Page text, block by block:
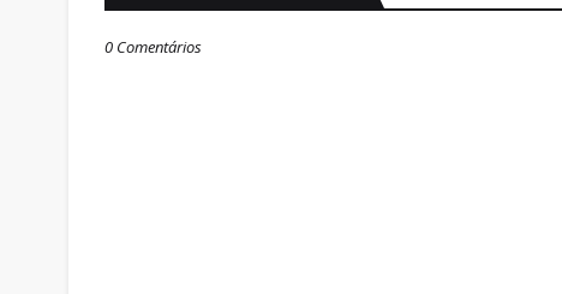
0 Comentários